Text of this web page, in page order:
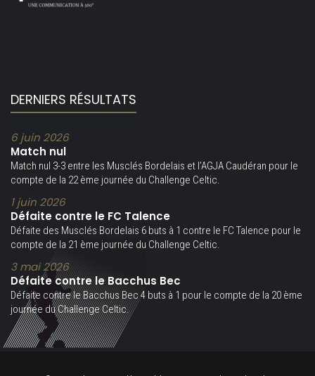
DERNIERS RÉSULTATS
6 juin 2026
Match nul
Match nul 3-3 entre les Musclés Bordelais et l’AGJA Caudéran pour le
compte de la 22 ème journée du Challenge Celtic.
1 juin 2026
Défaite contre le FC Talence
Défaite des Musclés Bordelais 6 buts à 1 contre le FC Talence pour le
compte de la 21 ème journée du Challenge Celtic.
3 mai 2026
Défaite contre le Bacchus Bec
Défaite contre le Bacchus Bec 4 buts à 1 pour le compte de la 20 ème
journée du Challenge Celtic.